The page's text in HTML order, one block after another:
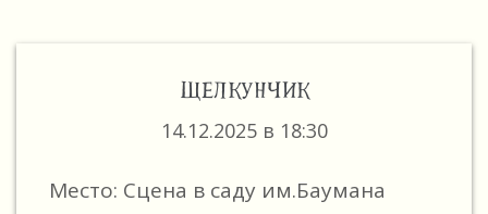
ЩЕЛКУНЧИК
14.12.2025 в 18:30
Место: Сцена в саду им.Баумана